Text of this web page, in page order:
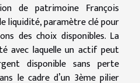
de patrimoine François
liquidité, paramètre clé pour
des choix disponibles. La
avec laquelle un actif peut
disponible sans perte
le cadre d’un 3ème pilier